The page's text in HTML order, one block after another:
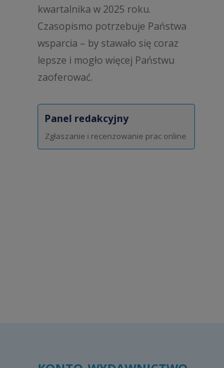
kwartalnika w 2025 roku.
Czasopismo potrzebuje Państwa
wsparcia – by stawało się coraz
lepsze i mogło więcej Państwu
zaoferować.
Panel redakcyjny
Zgłaszanie i recenzowanie prac online